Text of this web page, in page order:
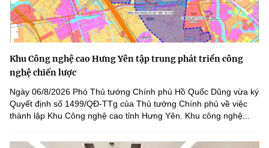
Khu Công nghệ cao Hưng Yên tập trung phát triển công
nghệ chiến lược
Ngày 06/8/2026 Phó Thủ tướng Chính phủ Hồ Quốc Dũng vừa ký
Quyết định số 1499/QĐ-TTg của Thủ tướng Chính phủ về việc
thành lập Khu Công nghệ cao tỉnh Hưng Yên. Khu công nghệ...